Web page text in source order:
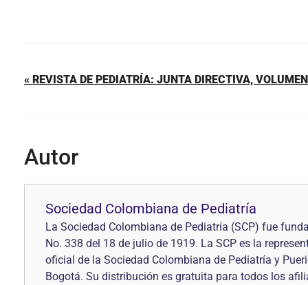
« REVISTA DE PEDIATRÍA: JUNTA DIRECTIVA,
Autor
Sociedad Colombiana de Pediatría
La Sociedad Colombiana de Pediatría (SCP) fue
No. 338 del 18 de julio de 1919. La SCP es la
oficial de la Sociedad Colombiana de Pediatría y
Bogotá. Su distribución es gratuita para todos los